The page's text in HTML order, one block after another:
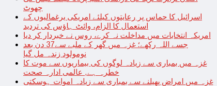
چھوٹ
اسرائیل کا حماس پر رعایتوں کیلئے امریکی یرغمالیوں کے
استعمال کا الزام، وائٹ ہاؤس کی تردید
امریکہ انتخابات میں مداخلت نہ کرے، روس نے خبردار کر دیا
جسے اللہ رکھے؛ غزہ میں گھر کے ملبے سے37 دن بعد
نومولود زندہ مل گیا
غزہ میں بمباری سے زیادہ لوگوں کی بیماریوں سے موت کا
خطرہ ہے, عالمی ادارہ صحت
غزہ میں امراض پھیلنے سے بمباری سے زیادہ اموات ہوسکتی